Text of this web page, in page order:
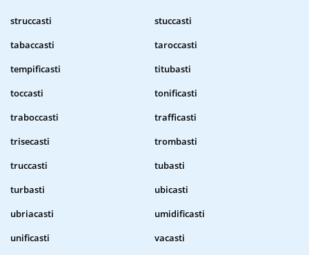
struccasti
stuccasti
tabaccasti
taroccasti
tempificasti
titubasti
toccasti
tonificasti
traboccasti
trafficasti
trisecasti
trombasti
truccasti
tubasti
turbasti
ubicasti
ubriacasti
umidificasti
unificasti
vacasti